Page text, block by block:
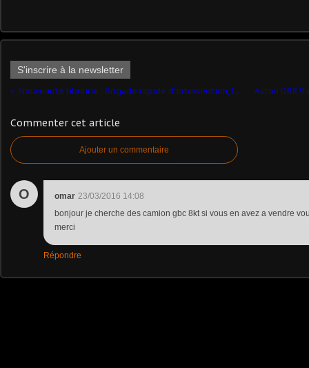
S'inscrire à la newsletter
Nouveauté librairie : Brigade rapide d'intervention, la vitesse au service de la loi (ETAI)
Commenter cet article
Ajouter un commentaire
O omar 23/03/2016 14:08
bonjour je cherche des camion gbc 8kt si vous en avez a vendre
merci
Répondre